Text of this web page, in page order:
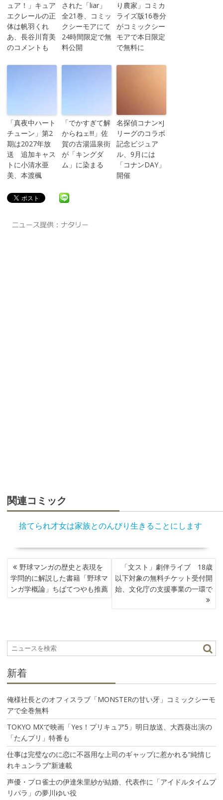
ュア！」キュア
エクレールの正
体は帆羽くれ
あ、長谷川育美
のコメントも
された「liar」
全21巻、コミッ
クシーモアにて
24時間限定で無
料公開
り農家」コミカ
ライズ版16巻分
がコミックシー
モアで本日限定
で無料に
「真夜中ハート
チューン」第2
期は2027年放
送 追加キャス
トに小清水亜
美、本渡楓
「でかすぎて解
からねェ!!!」佐
賀の古湯温泉街
が「キングダ
ム」に染まる
名探偵コナン×J
リーグのコラボ
記念ビジュア
ル、9月には
「コナンDAY」
開催
関連コミック
捨てられ才女は家族とのんびり生きることにします
投
稿
ナ
ビ
ョ
ン
野球マンガの歴史と表現を
学問的に解説した書籍「野球マ
ンガ学概論」ちばてつやも推薦
「文スト」劇伴ライブ 18歳
以下対象の無料チケット受付開
始、文化庁の支援事業の一環で
新着
俺様社長とのオフィスラブ「MONSTERの甘い牙」コミックシーモ
アで全巻無料
TOKYO MXで映画「Yes！プリキュア5」明日放送、大西葵出演の
「たんプリ」特番も
仕事は完璧なのに恋に不器用な上司のギャップに惹かれる“純情じ
れキュンラブ”新連載
声優・プロ雀士の伊達朱里紗が結婚、代表作に「アイドルタイムプ
リパラ」の夢川ゆい役